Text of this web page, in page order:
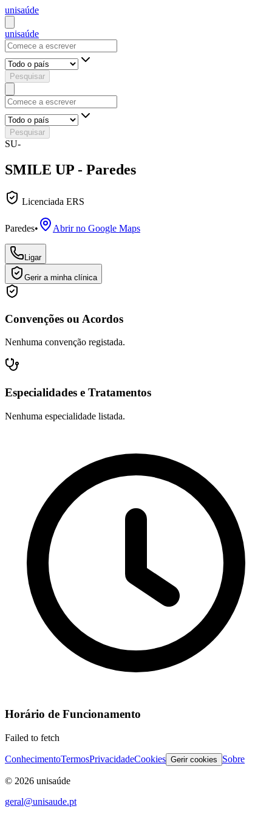
unisaúde
unisaúde
Pesquisar
Pesquisar
SU-
SMILE UP - Paredes
Licenciada ERS
Paredes• Abrir no Google Maps
Ligar
Gerir a minha clínica
Convenções ou Acordos
Nenhuma convenção registada.
Especialidades e Tratamentos
Nenhuma especialidade listada.
Horário de Funcionamento
Failed to fetch
ConhecimentoTermosPrivacidadeCookies Gerir cookies Sobre
© 2026 unisaúde
geral@unisaude.pt